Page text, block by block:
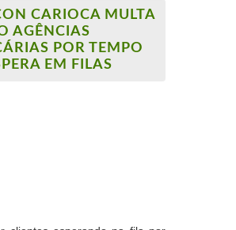
CARIOCA MULTA
AGÊNCIAS
POR TEMPO
EM FILAS